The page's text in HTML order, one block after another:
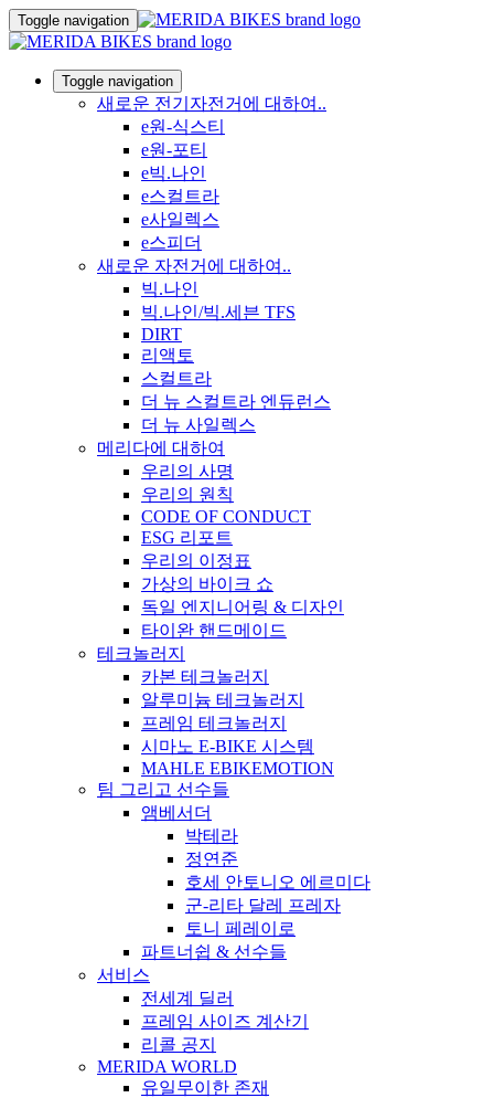
Toggle navigation
Toggle navigation
새로운 전기자전거에 대하여..
e원-식스티
e원-포티
e빅.나인
e스컬트라
e사일렉스
e스피더
새로운 자전거에 대하여..
빅.나인
빅.나인/빅.세븐 TFS
DIRT
리액토
스컬트라
더 뉴 스컬트라 엔듀런스
더 뉴 사일렉스
메리다에 대하여
우리의 사명
우리의 원칙
CODE OF CONDUCT
ESG 리포트
우리의 이정표
가상의 바이크 쇼
독일 엔지니어링 & 디자인
타이완 핸드메이드
테크놀러지
카본 테크놀러지
알루미늄 테크놀러지
프레임 테크놀러지
시마노 E-BIKE 시스템
MAHLE EBIKEMOTION
팀 그리고 선수들
앰베서더
박테라
정연준
호세 안토니오 에르미다
군-리타 달레 프레자
토니 페레이로
파트너쉽 & 선수들
서비스
전세계 딜러
프레임 사이즈 계산기
리콜 공지
MERIDA WORLD
유일무이한 존재